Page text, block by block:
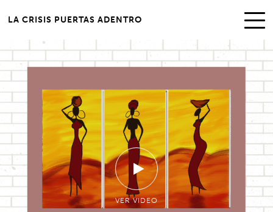
LA CRISIS PUERTAS ADENTRO
VER VIDEO